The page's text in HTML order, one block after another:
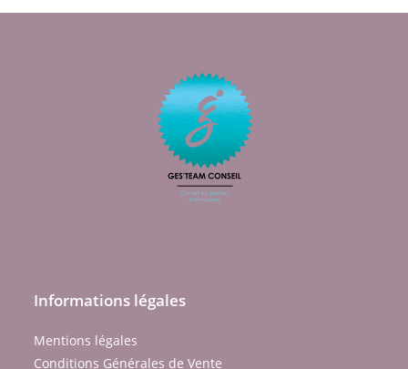
Informations légales
Mentions légales
Conditions Générales de Vente